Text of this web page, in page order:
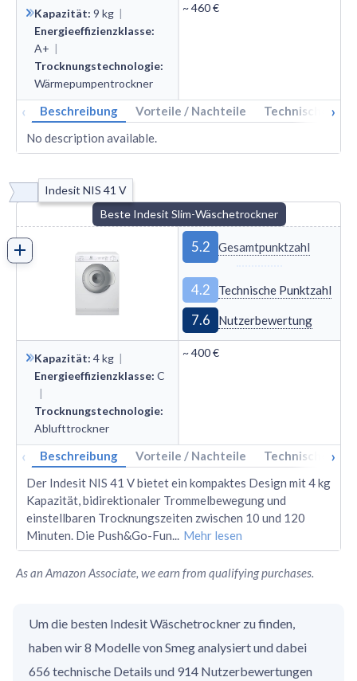
Kapazität: 9 kg |
Energieeffizienzklasse:
A+ |
Trocknungstechnologie:
Wärmepumpen­trockner
~460 €
‹ Beschreibung Vorteile / Nachteile Technische›
No description available.
Indesit NIS 41 V
Beste Indesit Slim-Wäschetrockner
5.2 Gesamtpunktzahl
4.2 Technische Punktzahl
7.6 Nutzerbewertung
Kapazität: 4kg |
Energieeffizienzklasse: C
|
Trocknungstechnologie:
Ablufttrockner
~400 €
‹ Beschreibung Vorteile / Nachteile Technische›
Der Indesit NIS 41 V bietet ein kompaktes Design mit 4 kg
Kapazität, bidirektionaler Trommelbewegung und
einstellbaren Trocknungszeiten zwischen 10 und 120
Minuten. Die Push&Go-Fun... Mehr lesen
As an Amazon Associate, we earn from qualifying purchases.
Um die besten Indesit Wäschetrockner zu finden,
haben wir 8 Modelle von Smeg analysiert und dabei
656 technische Details und 914 Nutzerbewertungen